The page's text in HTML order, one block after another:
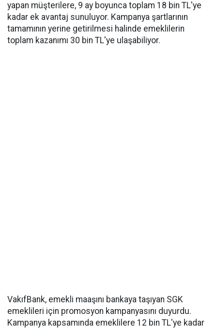
yapan müşterilere, 9 ay boyunca toplam 18 bin TL'ye
kadar ek avantaj sunuluyor. Kampanya şartlarının
tamamının yerine getirilmesi halinde emeklilerin
toplam kazanımı 30 bin TL'ye ulaşabiliyor.
VakıfBank, emekli maaşını bankaya taşıyan SGK
emeklileri için promosyon kampanyasını duyurdu.
Kampanya kapsamında emeklilere 12 bin TL'ye kadar